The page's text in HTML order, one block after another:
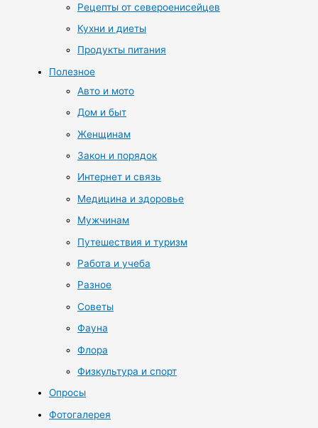
Рецепты от североенисейцев
Кухни и диеты
Продукты питания
Полезное
Авто и мото
Дом и быт
Женщинам
Закон и порядок
Интернет и связь
Медицина и здоровье
Мужчинам
Путешествия и туризм
Работа и учеба
Разное
Советы
Фауна
Флора
Физкультура и спорт
Опросы
Фотогалерея